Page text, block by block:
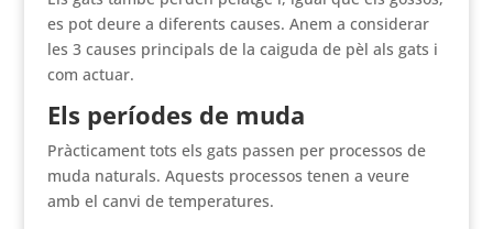
es pot deure a diferents causes. Anem a considerar
les 3 causes principals de la caiguda de pèl als gats i
com actuar.
Els períodes de muda
Pràcticament tots els gats passen per processos de
muda naturals. Aquests processos tenen a veure
amb el canvi de temperatures.